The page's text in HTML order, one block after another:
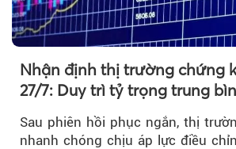
Nhận định thị trường chứng
27/7: Duy trì tỷ trọng trung
Sau phiên hồi phục ngắn, thị
nhanh chóng chịu áp lực điều